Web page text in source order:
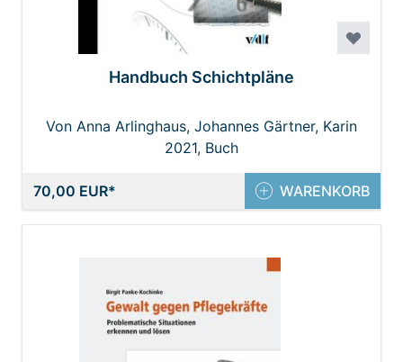
Handbuch Schichtpläne
Von Anna Arlinghaus, Johannes Gärtner, Karin
Boonstra-Hörwein, Michael Kundi, Peter
Baumgartner, Ruth Siglär, Sabine Wahl
2021, Buch
70,00 EUR WARENKORB